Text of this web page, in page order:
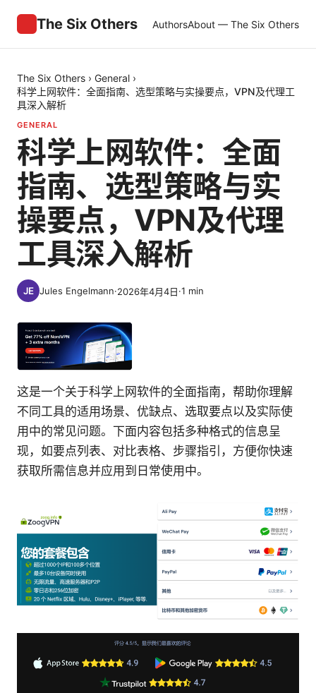
The Six Others AuthorsAbout — The Six Others
The Six Others › General ›
科学上网软件：全面指南、选型策略与实操要点，VPN及代理工
具深入解析
GENERAL
科学上网软件：全面
指南、选型策略与实
操要点，VPN及代理
工具深入解析
Jules Engelmann·2026年4月4日·1 min
这是一个关于科学上网软件的全面指南，帮助你理解
不同工具的适用场景、优缺点、选取要点以及实际使
用中的常见问题。下面内容包括多种格式的信息呈
现，如要点列表、对比表格、步骤指引，方便你快速
获取所需信息并应用到日常使用中。